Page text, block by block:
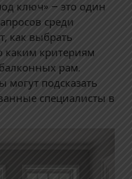
ключ» – это один
среди
как выбрать
каким критериям
рам.
могут подсказать
специалисты в